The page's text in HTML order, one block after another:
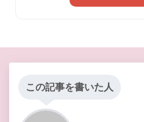
この記事を書いた人